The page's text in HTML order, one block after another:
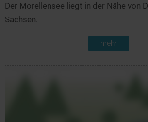
Der Morellensee liegt in der Nähe von
Sachsen.
mehr